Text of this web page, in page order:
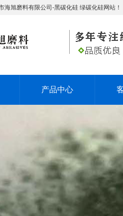
海旭磨料有限公司-黑碳化硅 绿碳化硅网站！
产品中心